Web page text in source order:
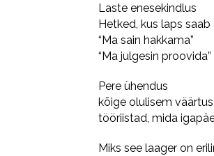
Laste enesekindlus
Hetked, kus laps saab
“Ma sain hakkama”
“Ma julgesin proovida”
Pere ühendus
kõige olulisem
tööriistad, mida
Miks see laager on